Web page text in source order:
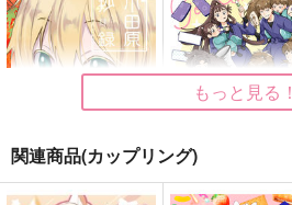
もっと見る！
関連商品(カップリング)